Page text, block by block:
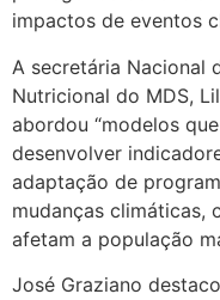
impactos de eventos
A secretária Nacional
Nutricional do MDS,
abordou “modelos
desenvolver
adaptação de
mudanças climáticas,
afetam a população
José Graziano